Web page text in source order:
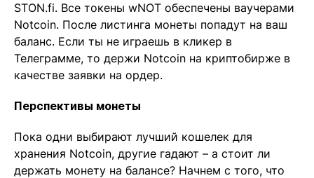
STON.fi. Все токены wNOT обеспечены ваучерами
Notcoin. После листинга монеты попадут на ваш
баланс. Если ты не играешь в кликер в
Телеграмме, то держи Notcoin на криптобирже в
качестве заявки на ордер.
Перспективы монеты
Пока одни выбирают лучший кошелек для
хранения Notcoin, другие гадают – а стоит ли
держать монету на балансе? Начнем с того, что